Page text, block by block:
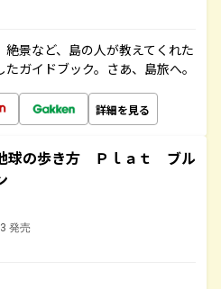
景など、島の人が教えてくれた
ガイドブック。さあ、島旅へ。
詳細を見る
球の歩き方 Ｐｌａｔ ブル
発売